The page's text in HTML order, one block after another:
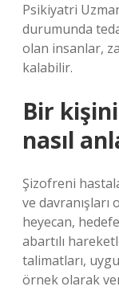
Psikiyatri
durumunda
olan insanlar,
kalabilir.
Bir
nasıl
Şizofreni
ve
heyecan,
abartılı
talimatları,
örnek olarak